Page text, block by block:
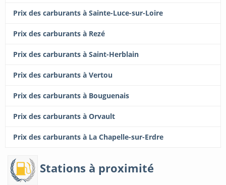
Prix des carburants à Sainte-Luce-sur-Loire
Prix des carburants à Rezé
Prix des carburants à Saint-Herblain
Prix des carburants à Vertou
Prix des carburants à Bouguenais
Prix des carburants à Orvault
Prix des carburants à La Chapelle-sur-Erdre
Stations à proximité